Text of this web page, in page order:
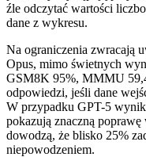
źle odczytać wartości
dane z wykresu.
Na ograniczenia zwracają
Opus, mimo świetnych
GSM8K 95%, MMMU
odpowiedzi, jeśli dane
W przypadku GPT-5
pokazują znaczną
dowodzą, że blisko 25%
niepowodzeniem.